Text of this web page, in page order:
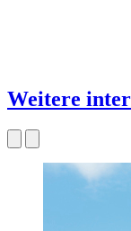
Weitere